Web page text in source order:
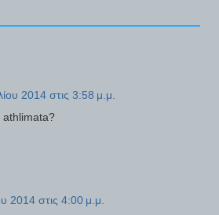
2014 στις 3:58 μ.μ.
athlimata?
2014 στις 4:00 μ.μ.